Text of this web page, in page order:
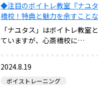
◆注目のボイトレ教室『ナユ
橋校！特典と魅力を余すこと
「ナユタス」はボイトレ教室
ていますが、心斎橋校に…
2024.8.19
ボイストレーニング